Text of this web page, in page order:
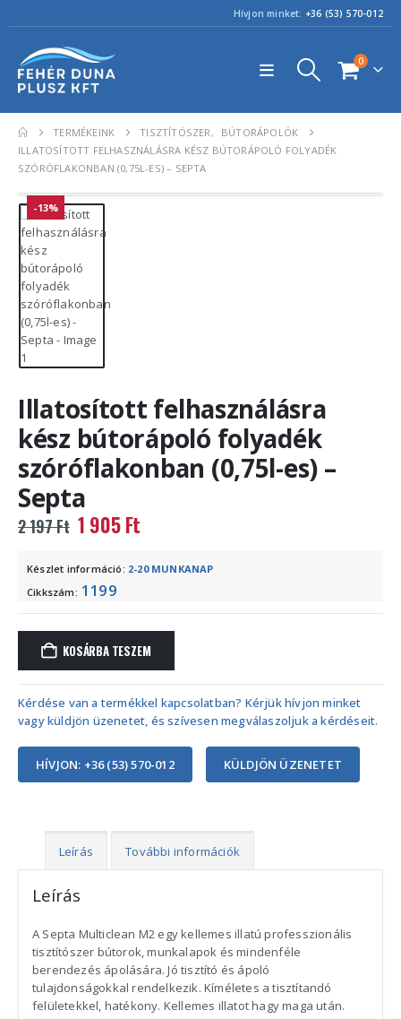
Hívjon minket: +36 (53) 570-012
0
TERMÉKEINK TISZTÍTÓSZER ,
BÚTORÁPOLÓK
ILLATOSÍTOTT FELHASZNÁLÁSRA KÉSZ BÚTORÁPOLÓ FOLYADÉK
SZÓRÓFLAKONBAN (0,75L-ES) – SEPTA
-13%
Illatosított felhasználásra
kész bútorápoló folyadék
szóróflakonban (0,75l-es) –
Septa
2 197Ft Original
price
was:
2
197 Ft.
1 905FtCurrent
price
is:
1
Készlet információ: 2-20 MUNKANAP
Cikkszám: 1199
KOSÁRBA TESZEM
Kérdése van a termékkel kapcsolatban? Kérjük hívjon minket
vagy küldjön üzenetet, és szívesen megválaszoljuk a kérdéseit.
HÍVJON: +36 (53) 570-012 KÜLDJÖN ÜZENETET
Leírás További információk
Leírás
A Septa Multiclean M2 egy kellemes illatú professzionális
tisztítószer bútorok, munkalapok és mindenféle
berendezés ápolására. Jó tisztító és ápoló
tulajdonságokkal rendelkezik. Kíméletes a tisztítandó
felületekkel, hatékony. Kellemes illatot hagy maga után.